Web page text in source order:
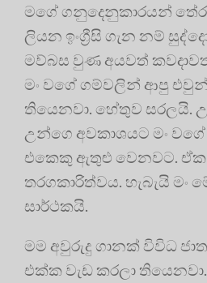
මගේ ගනුදෙනුකාරයන්
ලියන ඉංග්‍රීසි ගැන නම්
මව්බස වුණ අයවත් කවදාවත්
මං වගේ ගම්වලින් ආපු එවුන්
තියෙනවා. හේතුව සරලයි.
උන්ගෙ අවකාශයට මං
එකෙකු ඇතුළු වෙනවට.
තරගකාරිත්වය. හැබැයි මං
සාර්ථකයි.
මම අවුරුදු ගානක් විවිධ
එක්ක වැඩ කරලා